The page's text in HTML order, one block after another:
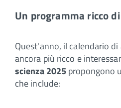
Un programma ricco
Quest'anno, il calendario
ancora più ricco e
scienza 2025propongono
che include: